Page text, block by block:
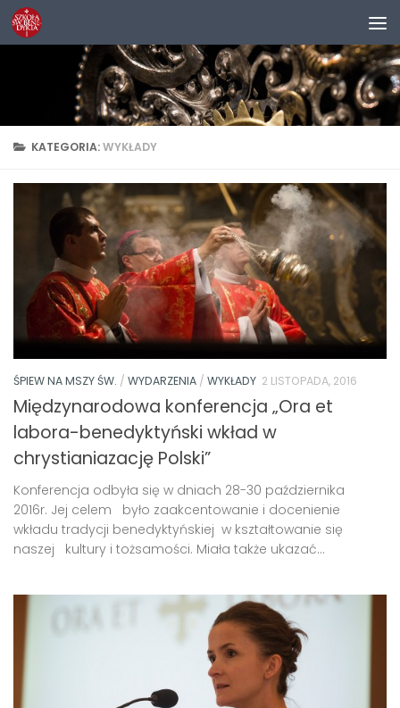
Przejdź do treści
KATEGORIA:WYKŁADY
ŚPIEW NA MSZY ŚW. / WYDARZENIA / WYKŁADY 2 LISTOPADA, 2016
Międzynarodowa konferencja „Ora et
labora-benedyktyński wkład w
chrystianiazację Polski”
Konferencja odbyła się w dniach 28-30 października
2016r. Jej celem było zaakcentowanie i docenienie
wkładu tradycji benedyktyńskiej w kształtowanie się
naszej kultury i tożsamości. Miała także ukazać...